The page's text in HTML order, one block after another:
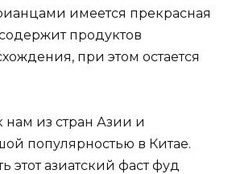
имеется прекрасная
продуктов
при этом остается
из стран Азии и
популярностью в Китае.
этот азиатский фаст фуд